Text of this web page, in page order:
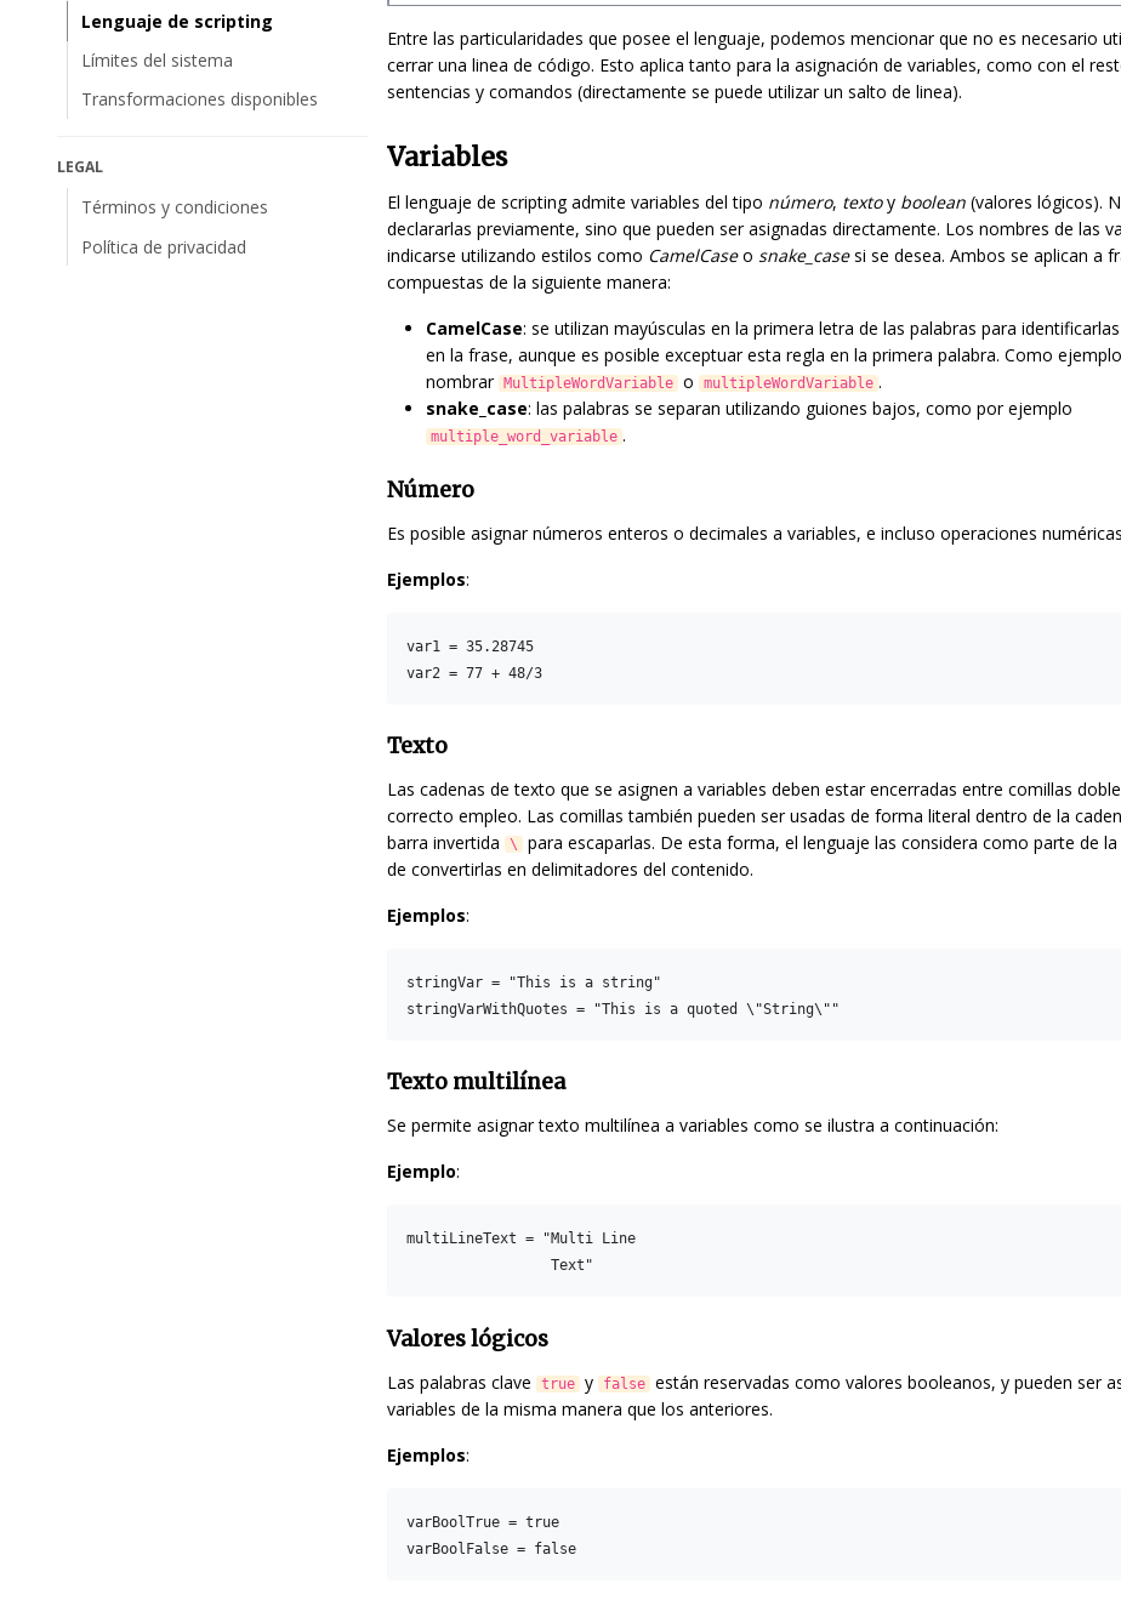
Lenguaje de scripting
Límites del sistema
Transformaciones disponibles
LEGAL
Términos y condiciones
Política de privacidad
Entre las particularidades que posee el lenguaje, podemos mencionar que no es necesario
cerrar una linea de código. Esto aplica tanto para la asignación de variables, como con el
sentencias y comandos (directamente se puede utilizar un salto de linea).
Variables
El lenguaje de scripting admite variables del tipo número, textoy boolean (valores lógicos).
declararlas previamente, sino que pueden ser asignadas directamente. Los nombres de las
indicarse utilizando estilos como CamelCaseo snake_casesi se desea. Ambos se aplican a
compuestas de la siguiente manera:
CamelCase: se utilizan mayúsculas en la primera letra de las palabras para
en la frase, aunque es posible exceptuar esta regla en la primera palabra. Como
nombrar MultipleWordVariable o multipleWordVariable .
snake_case: las palabras se separan utilizando guiones bajos, como por ejemplo
multiple_word_variable .
Número
Es posible asignar números enteros o decimales a variables, e incluso operaciones
Ejemplos:
var1 = 35.28745
Texto
Las cadenas de texto que se asignen a variables deben estar encerradas entre comillas
correcto empleo. Las comillas también pueden ser usadas de forma literal dentro de la
barra invertida
\
para escaparlas. De esta forma, el lenguaje las considera como parte de
de convertirlas en delimitadores del contenido.
Ejemplos:
stringVar = "This is a string"
Texto multilínea
Se permite asignar texto multilínea a variables como se ilustra a continuación:
Ejemplo:
multiLineText = "Multi Line
Valores lógicos
Las palabras clave true y false están reservadas como valores booleanos, y pueden ser
variables de la misma manera que los anteriores.
Ejemplos:
varBoolTrue = true